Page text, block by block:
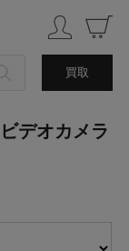
買取
デオカメラ